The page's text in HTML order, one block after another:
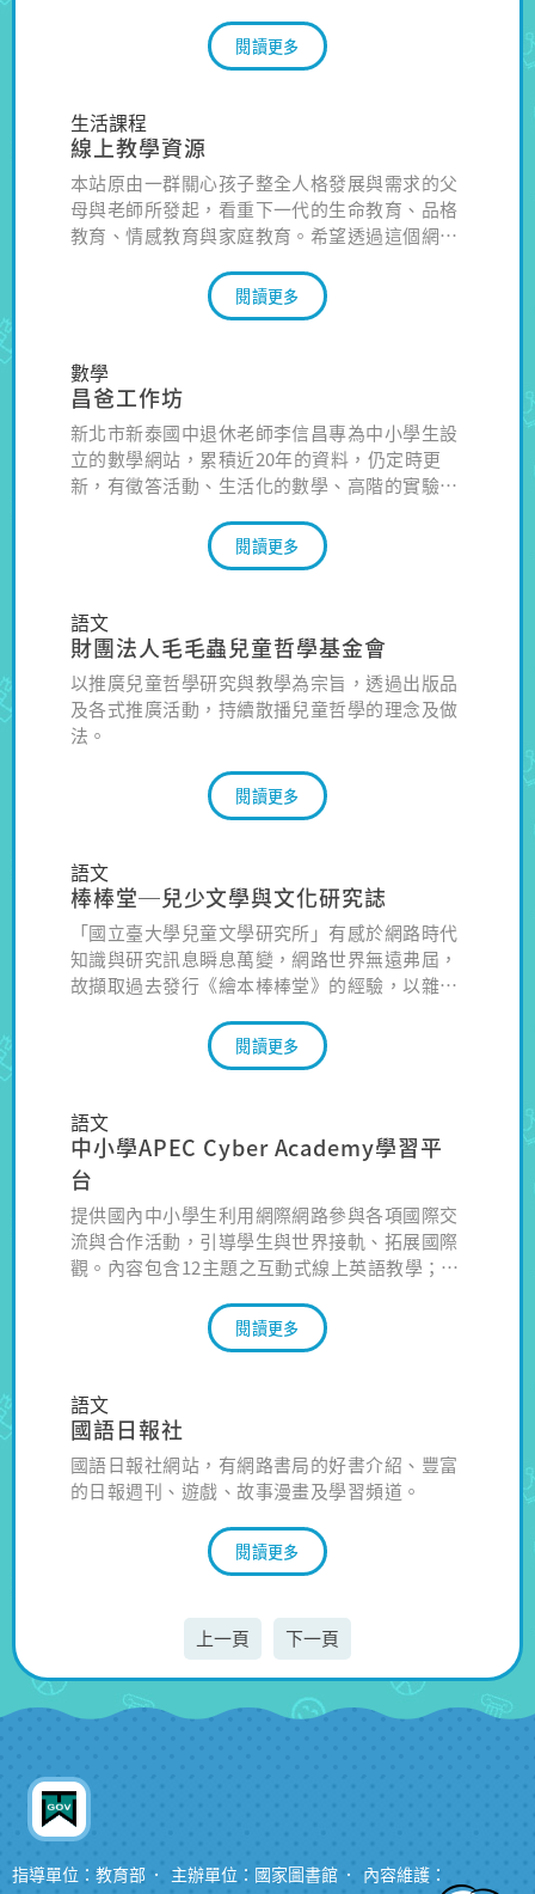
閱讀更多
生活課程
線上教學資源
本站原由一群關心孩子整全人格發展與需求的父
母與老師所發起，看重下一代的生命教育、品格
教育、情感教育與家庭教育。希望透過這個網站
學校、家庭或社區中使用，這些資源包括實用的
教案、有趣的影片、主題繪本與書籍、相關機構
閱讀更多
數學
昌爸工作坊
新北市新泰國中退休老師李信昌專為中小學生設
立的數學網站，累積近20年的資料，仍定時更
新，有徵答活動、生活化的數學、高階的實驗和
閱讀更多
語文
財團法人毛毛蟲兒童哲學基金會
以推廣兒童哲學研究與教學為宗旨，透過出版品
及各式推廣活動，持續散播兒童哲學的理念及做
法。
閱讀更多
語文
棒棒堂─兒少文學與文化研究誌
「國立臺大學兒童文學研究所」有感於網路時代
知識與研究訊息瞬息萬變，網路世界無遠弗屆，
故擷取過去發行《繪本棒棒堂》的經驗，以雜誌
文學與文化研究誌」，以兒少文學與文化研究為
核心，收錄跨文類、跨領域、跨族群的學術交流
閱讀更多
語文
中小學APEC Cyber Academy學習平
台
提供國內中小學生利用網際網路參與各項國際交
流與合作活動，引導學生與世界接軌、拓展國際
觀。內容包含12主題之互動式線上英語教學；共
閱讀更多
語文
國語日報社
國語日報社網站，有網路書局的好書介紹、豐富
的日報週刊、遊戲、故事漫畫及學習頻道。
閱讀更多
上一頁 下一頁
指導單位：教育部 主辦單位：國家圖書館
內容維護：